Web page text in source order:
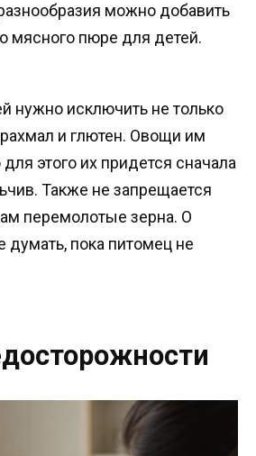
можно добавить
мясного пюре для детей.
исключить не только
и глютен. Овощи им
этого их придется сначала
Также не запрещается
перемолотые зерна. О
думать, пока питомец не